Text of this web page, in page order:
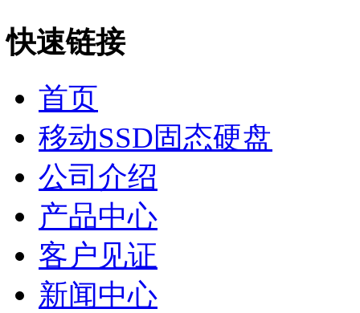
快速链接
首页
移动SSD固态硬盘
公司介绍
产品中心
客户见证
新闻中心